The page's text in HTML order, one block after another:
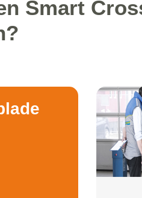
Smart